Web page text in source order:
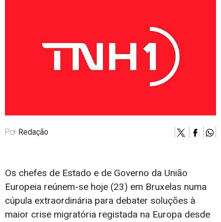
Por Redação
Os chefes de Estado e de Governo da União
Europeia reúnem-se hoje (23) em Bruxelas numa
cúpula extraordinária para debater soluções à
maior crise migratória registada na Europa desde